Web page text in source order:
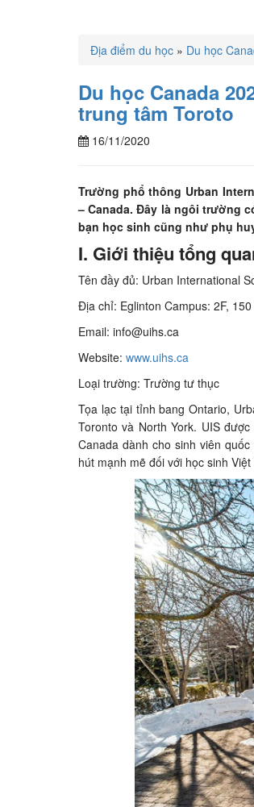
Địa điểm du học » Du học
Du học Canada
trung tâm Toroto
16/11/2020
Trường phổ thông Urban
– Canada. Đây là ngôi trường
bạn học sinh cũng như phụ
I. Giới thiệu tổng
Tên đầy đủ: Urban International
Địa chỉ: Eglinton Campus: 2F,
Email: info@uihs.ca
Website: www.uihs.ca
Loại trường: Trường tư thục
Tọa lạc tại tỉnh bang Ontario,
Toronto và North York. UIS
Canada dành cho sinh viên
hút mạnh mẽ đối với học sinh